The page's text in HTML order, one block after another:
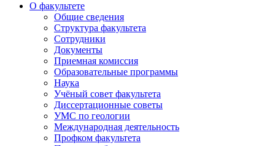
О факультете
Общие сведения
Структура факультета
Сотрудники
Документы
Приемная комиссия
Образовательные программы
Наука
Учёный совет факультета
Диссертационные советы
УМС по геологии
Международная деятельность
Профком факультета